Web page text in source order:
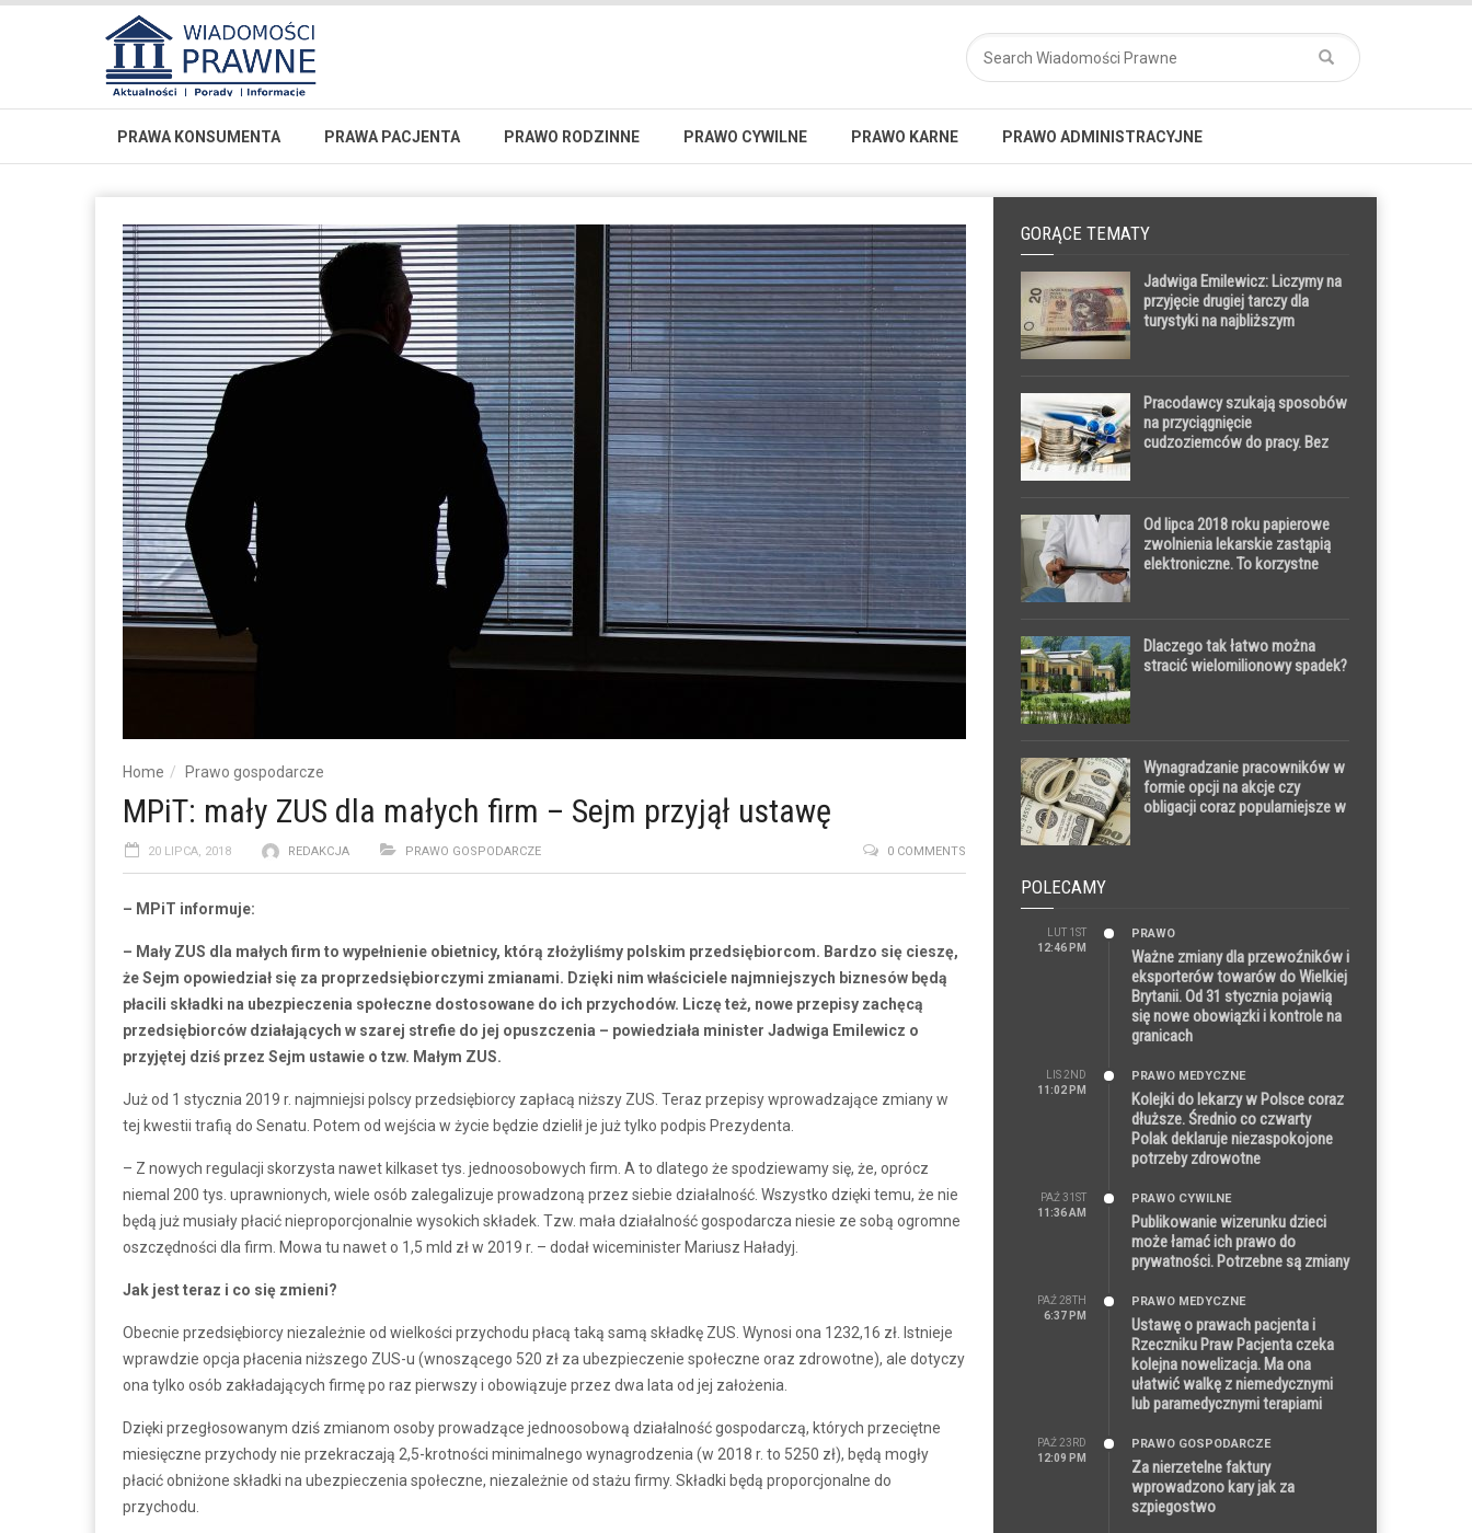
PRAWA KONSUMENTA PRAWA PACJENTA PRAWO RODZINNE PRAWO CYWILNE PRAWO KARNE PRAWO ADMINISTRACYJNE
Home Prawo gospodarcze
MPiT: mały ZUS dla małych firm – Sejm przyjął ustawę
20 LIPCA, 2018 REDAKCJA PRAWO GOSPODARCZE 0 COMMENTS
– MPiT informuje:
– Mały ZUS dla małych firm to wypełnienie obietnicy, którą złożyliśmy polskim przedsiębiorcom. Bardzo się cieszę,
że Sejm opowiedział się za proprzedsiębiorczymi zmianami. Dzięki nim właściciele najmniejszych biznesów będą
płacili składki na ubezpieczenia społeczne dostosowane do ich przychodów. Liczę też, nowe przepisy zachęcą
przedsiębiorców działających w szarej strefie do jej opuszczenia – powiedziała minister Jadwiga Emilewicz o
przyjętej dziś przez Sejm ustawie o tzw. Małym ZUS.
Już od 1 stycznia 2019 r. najmniejsi polscy przedsiębiorcy zapłacą niższy ZUS. Teraz przepisy wprowadzające zmiany w
tej kwestii trafią do Senatu. Potem od wejścia w życie będzie dzielił je już tylko podpis Prezydenta.
– Z nowych regulacji skorzysta nawet kilkaset tys. jednoosobowych firm. A to dlatego że spodziewamy się, że, oprócz
niemal 200 tys. uprawnionych, wiele osób zalegalizuje prowadzoną przez siebie działalność. Wszystko dzięki temu, że nie
będą już musiały płacić nieproporcjonalnie wysokich składek. Tzw. mała działalność gospodarcza niesie ze sobą ogromne
oszczędności dla firm. Mowa tu nawet o 1,5 mld zł w 2019 r. – dodał wiceminister Mariusz Haładyj.
Jak jest teraz i co się zmieni?
Obecnie przedsiębiorcy niezależnie od wielkości przychodu płacą taką samą składkę ZUS. Wynosi ona 1232,16 zł. Istnieje
wprawdzie opcja płacenia niższego ZUS-u (wnoszącego 520 zł za ubezpieczenie społeczne oraz zdrowotne), ale dotyczy
ona tylko osób zakładających firmę po raz pierwszy i obowiązuje przez dwa lata od jej założenia.
Dzięki przegłosowanym dziś zmianom osoby prowadzące jednoosobową działalność gospodarczą, których przeciętne
miesięczne przychody nie przekraczają 2,5-krotności minimalnego wynagrodzenia (w 2018 r. to 5250 zł), będą mogły
płacić obniżone składki na ubezpieczenia społeczne, niezależnie od stażu firmy. Składki będą proporcjonalne do
przychodu.
GORĄCE TEMATY
Jadwiga Emilewicz: Liczymy na
przyjęcie drugiej tarczy dla
turystyki na najbliższym
Pracodawcy szukają sposobów
na przyciągnięcie
cudzoziemców do pracy. Bez
Od lipca 2018 roku papierowe
zwolnienia lekarskie zastąpią
elektroniczne. To korzystne
Dlaczego tak łatwo można
stracić wielomilionowy spadek?
Wynagradzanie pracowników w
formie opcji na akcje czy
obligacji coraz popularniejsze w
POLECAMY
LUT 1ST
12:46 PM
PRAWO
Ważne zmiany dla przewoźników i
eksporterów towarów do Wielkiej
Brytanii. Od 31 stycznia pojawią
się nowe obowiązki i kontrole na
granicach
LIS 2ND
11:02 PM
PRAWO MEDYCZNE
Kolejki do lekarzy w Polsce coraz
dłuższe. Średnio co czwarty
Polak deklaruje niezaspokojone
potrzeby zdrowotne
PAŹ 31ST
11:36 AM
PRAWO CYWILNE
Publikowanie wizerunku dzieci
może łamać ich prawo do
prywatności. Potrzebne są zmiany
PAŹ 28TH
6:37 PM
PRAWO MEDYCZNE
Ustawę o prawach pacjenta i
Rzeczniku Praw Pacjenta czeka
kolejna nowelizacja. Ma ona
ułatwić walkę z niemedycznymi
lub paramedycznymi terapiami
PAŹ 23RD
12:09 PM
PRAWO GOSPODARCZE
Za nierzetelne faktury
wprowadzono kary jak za
szpiegostwo